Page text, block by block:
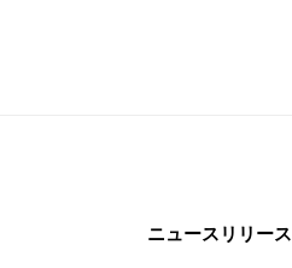
ニュースリリース